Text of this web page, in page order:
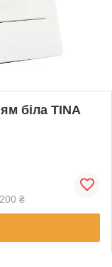
біла TINA
₴